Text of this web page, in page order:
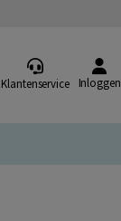
Klantenservice Inloggen